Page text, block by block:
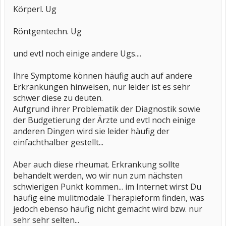
Körperl. Ug
Röntgentechn. Ug
und evtl noch einige andere Ugs....
Ihre Symptome können häufig auch auf andere
Erkrankungen hinweisen, nur leider ist es sehr
schwer diese zu deuten.
Aufgrund ihrer Problematik der Diagnostik sowie
der Budgetierung der Ärzte und evtl noch einige
anderen Dingen wird sie leider häufig der
einfachthalber gestellt...
Aber auch diese rheumat. Erkrankung sollte
behandelt werden, wo wir nun zum nächsten
schwierigen Punkt kommen... im Internet wirst Du
häufig eine mulitmodale Therapieform finden, was
jedoch ebenso häufig nicht gemacht wird bzw. nur
sehr sehr selten...